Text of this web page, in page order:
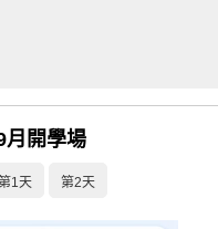
月開學場
1天 第2天